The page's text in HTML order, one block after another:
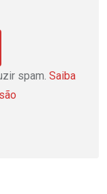
spam. Saiba